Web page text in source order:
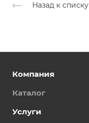
Назад к списку
Компания
Каталог
Услуги